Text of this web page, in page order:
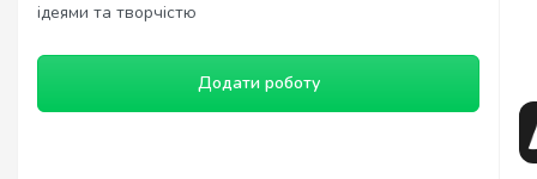
ідеями та творчістю
Додати роботу